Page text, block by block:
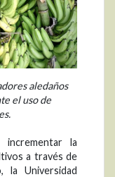
aledaños
el uso de
la
a través de
la Universidad